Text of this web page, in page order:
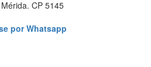
CP 5145
por Whatsapp